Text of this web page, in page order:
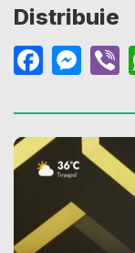
Distribuie